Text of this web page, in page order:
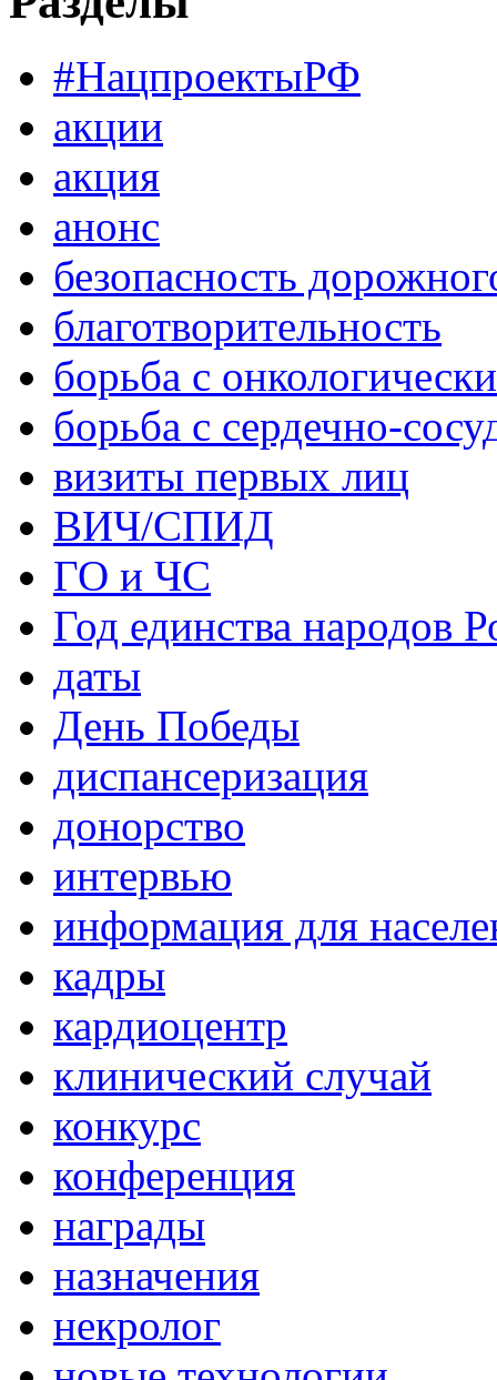
#НацпроектыРФ
акции
акция
анонс
безопасность
благотворительность
борьба с
борьба с сердечно-
визиты первых лиц
ВИЧ/СПИД
ГО и ЧС
Год единства народов
даты
День Победы
диспансеризация
донорство
интервью
информация для
кадры
кардиоцентр
клинический случай
конкурс
конференция
награды
назначения
некролог